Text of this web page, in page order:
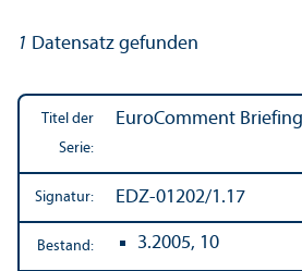
1 Datensatz gefunden
Titel der
Serie:
EuroComment
Signatur: EDZ-01202/1.17
Bestand: 3.2005, 10